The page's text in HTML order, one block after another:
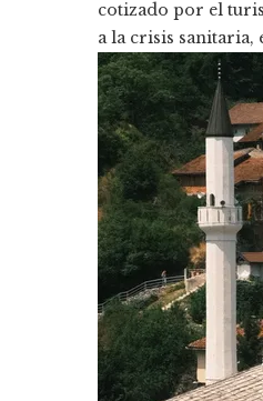
cotizado por el
a la crisis sanitaria,